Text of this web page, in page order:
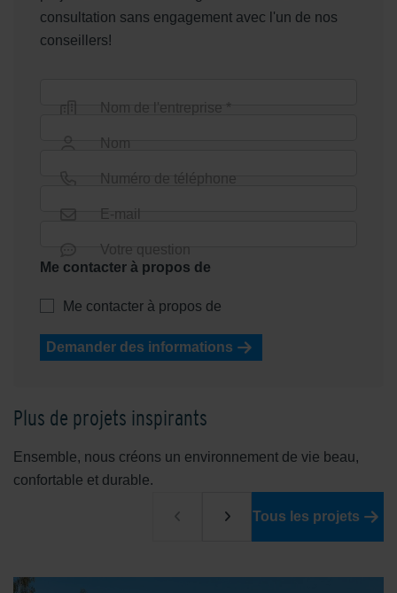
consultation sans engagement avec l'un de nos
conseillers!
Nom de l'entreprise *
Nom
Numéro de téléphone
E-mail
Votre question
Me contacter à propos de
Me contacter à propos de
Demander des informations
Plus de projets inspirants
Ensemble, nous créons un environnement de vie beau,
confortable et durable.
Tous les projets